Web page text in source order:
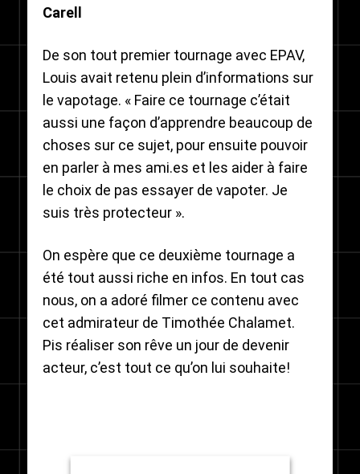
Carell
De son tout premier tournage avec EPAV,
Louis avait retenu plein d’informations sur
le vapotage. « Faire ce tournage c’était
aussi une façon d’apprendre beaucoup de
choses sur ce sujet, pour ensuite pouvoir
en parler à mes ami.es et les aider à faire
le choix de pas essayer de vapoter. Je
suis très protecteur ».
On espère que ce deuxième tournage a
été tout aussi riche en infos. En tout cas
nous, on a adoré filmer ce contenu avec
cet admirateur de Timothée Chalamet.
Pis réaliser son rêve un jour de devenir
acteur, c’est tout ce qu’on lui souhaite!